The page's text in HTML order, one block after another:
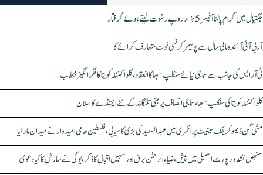
جگتیال میں گرام پالنا آفیسر 5 ہزار روپے رشوت لیتے ہوئے گرفتار
آر بی آئی آئندہ مالی سال سے پولیمر کرنسی نوٹ متعارف کرائے گا
ٹی آر ایس کی جانب سے سماجی نیائے سنکلپ سبھا کا انعقاد، کلواکنٹلہ کویتا کا فکر انگیز خطاب
کلواکنٹلہ کویتا کی سنکلپ سبھا، سماجی انصاف پر مبنی تلنگانہ کے نئے ایجنڈے کا اعلان
مشی گن ڈیموکریٹک سینیٹ پرائمری میں عبدالسعید کی بڑی کامیابی، فلسطین حامی امیدوار نے میدان مار لیا
سنبھل تشدد رپورٹ اسمبلی میں پیش، ضیاء الرحمٰن برق اور سہیل اقبال کا ذکر، یوگی نے سازش کا کیا دعویٰ